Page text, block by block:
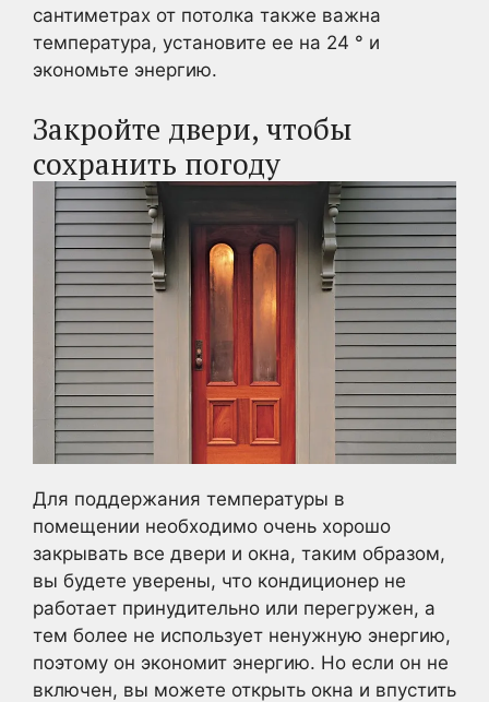
сантиметрах от потолка также важна
температура, установите ее на 24 ° и
экономьте энергию.
Закройте двери, чтобы
сохранить погоду
Для поддержания температуры в
помещении необходимо очень хорошо
закрывать все двери и окна, таким образом,
вы будете уверены, что кондиционер не
работает принудительно или перегружен, а
тем более не использует ненужную энергию,
поэтому он экономит энергию. Но если он не
включен, вы можете открыть окна и впустить